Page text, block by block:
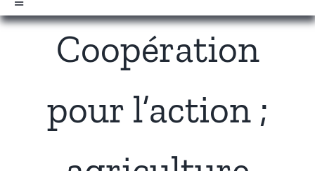
Navigation
à
Actualités
Coopération
pour l’action ;